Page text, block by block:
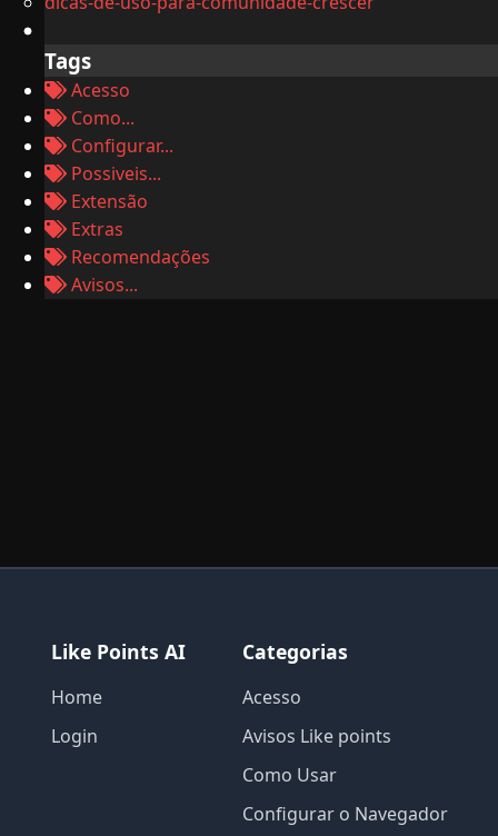
Tags
Acesso
Como...
Configurar...
Possiveis...
Extensão
Extras
Recomendações
Avisos...
Like Points AI
Home
Login
Categorias
Acesso
Avisos Like points
Como Usar
Configurar o Navegador